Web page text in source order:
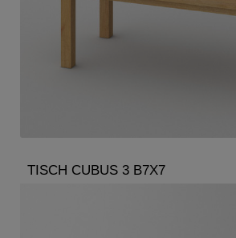
TISCH CUBUS 3 B7X7